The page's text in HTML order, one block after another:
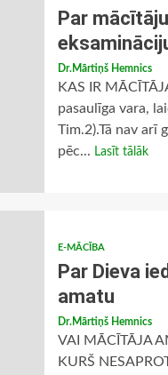
Par
Dr.Mārtiņš Hemnics
KAS IR
pasaulīga vara,
Tim.2).Tā nav arī
pēc... Lasīt tālāk
E-MĀCĪBA
Par Dieva
amatu
Dr.Mārtiņš Hemnics
VAI MĀCĪTĀJA
KURŠ